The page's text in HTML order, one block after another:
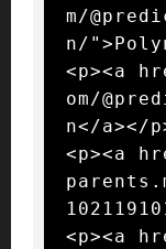
m/
n/
<p><a
om/
n</a></
<p><a
<p><a